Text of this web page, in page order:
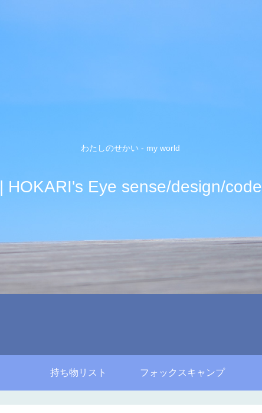
わたしのせかい - my world
| HOKARI's Eye sense/design/code
持ち物リスト フォックスキャンプ